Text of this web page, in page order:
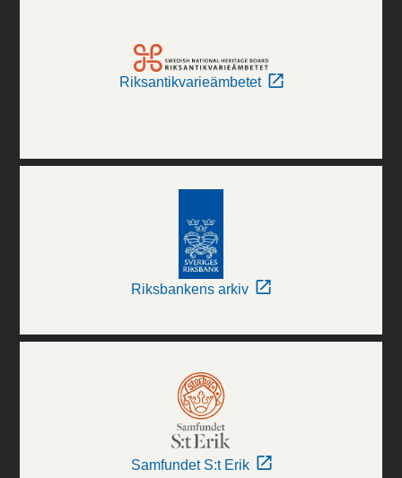
Riksantikvarieämbetet
Riksbankens arkiv
Samfundet S:t Erik